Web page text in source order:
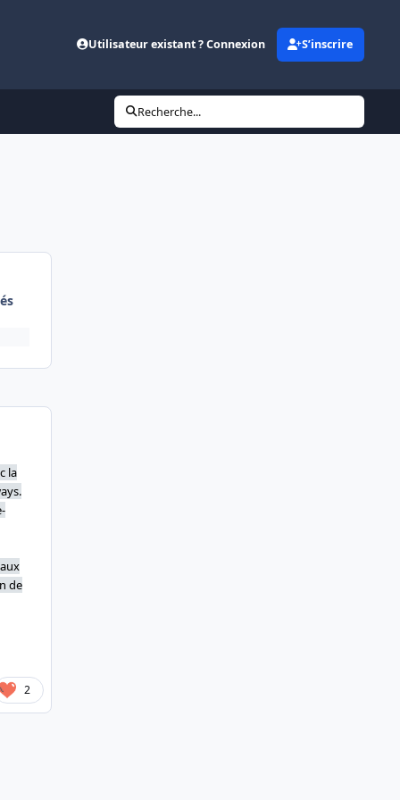
Utilisateur existant ? Connexion S’inscrire
Recherche...
la
de
2